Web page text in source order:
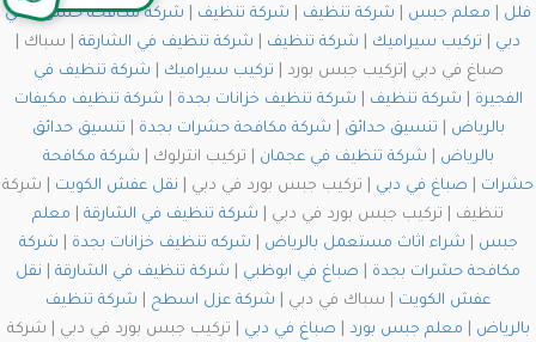
فلل
معلم جبس شركة تنظيف شركة تنظيف
شركة مكافحة حشرات في
دبي
تركيب سيراميك شركة تنظيف شركة تنظيف في الشارقة | سباك |
صباغ في دبي |تركيب جبس بورد | تركيب سيراميك
شركة تنظيف في
الفجيرة
شركة تنظيف شركة تنظيف خزانات بجدة
شركة تنظيف مكيفات
بالرياض
تنسيق حدائق شركة مكافحة حشرات بجدة
تنسيق حدائق
بالرياض
شركة تنظيف في عجمان | تركيب انترلوك | شركة مكافحة
حشرات
صباغ في دبي | تركيب جبس بورد في دبي | نقل عفش الكويت | شركة
تنظيف | تركيب جبس بورد في دبي | شركة تنظيف في الشارقة
معلم
جبس
شراء اثاث مستعمل بالرياض شركه تنظيف خزانات بجدة
شركة
مكافحة حشرات بجدة
صباغ في ابوظبي شركة تنظيف في الشارقة
نقل
عفش الكويت | سباك في دبي | شركة عزل اسطح
شركة تنظيف
بالرياض
معلم جبس بورد صباغ في دبي | تركيب جبس بورد في دبي | شركة